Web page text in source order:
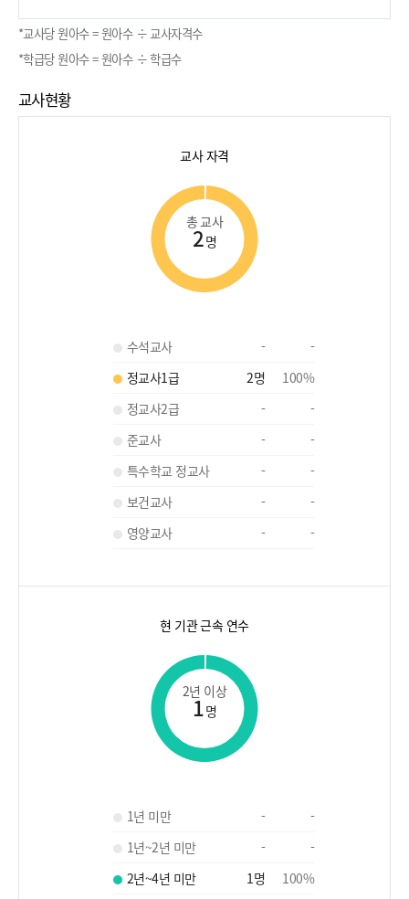
*교사당 원아수 = 원아수 ÷ 교사자격수
*학급당 원아수 = 원아수 ÷ 학급수
교사현황
교사 자격
총 교사
2명
수석교사 -
-
정교사1급
2명 100%
정교사2급
-
-
준교사
-
-
특수학교 정교사
-
-
보건교사
-
-
영양교사
- -
현 기관 근속 연수
2년 이상
1명
1년 미만 -
-
1년~2년 미만
-
-
2년~4년 미만
1명 100%